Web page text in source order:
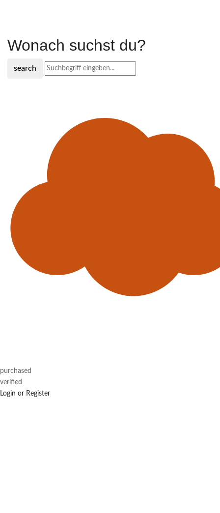
Wonach suchst du?
search
purchased
verified
Login or Register